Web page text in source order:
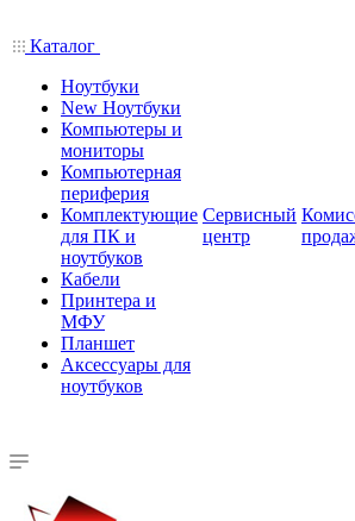
Каталог
Ноутбуки
New Ноутбуки
Компьютеры и
мониторы
Компьютерная
периферия
Комплектующие
для ПК и
ноутбуков
Кабели
Принтера и
МФУ
Планшет
Аксессуары для
ноутбуков
Сервисный
центр